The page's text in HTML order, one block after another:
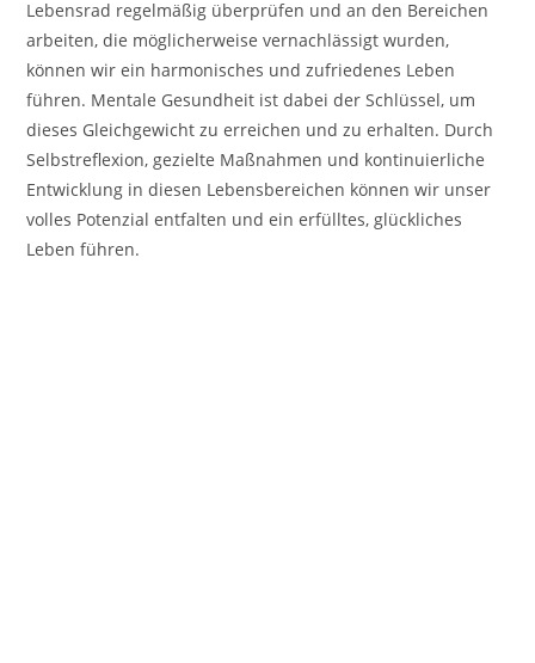
Lebensrad regelmäßig überprüfen und an den Bereichen
arbeiten, die möglicherweise vernachlässigt wurden,
können wir ein harmonisches und zufriedenes Leben
führen. Mentale Gesundheit ist dabei der Schlüssel, um
dieses Gleichgewicht zu erreichen und zu erhalten. Durch
Selbstreflexion, gezielte Maßnahmen und kontinuierliche
Entwicklung in diesen Lebensbereichen können wir unser
volles Potenzial entfalten und ein erfülltes, glückliches
Leben führen.